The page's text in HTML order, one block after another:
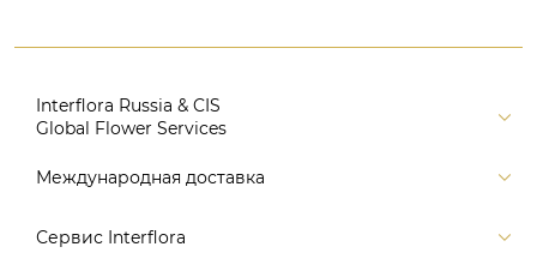
Interflora Russia & CIS
Global Flower Services
Версия для печати
Поиск
Международная доставка
Россия
Сервис Interflora